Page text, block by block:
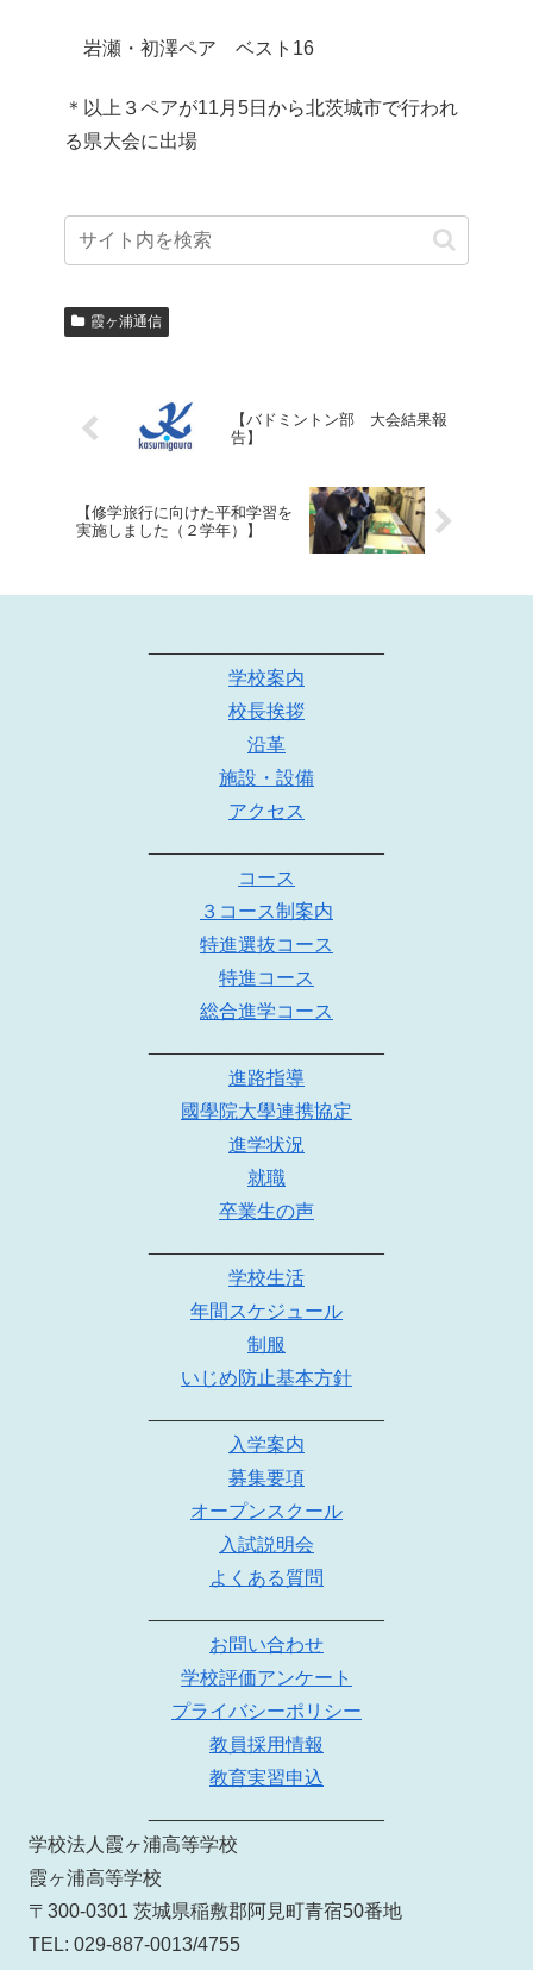
岩瀬・初澤ペア ベスト16
＊以上３ペアが11月5日から北茨城市で行われ
る県大会に出場
霞ヶ浦通信
【バドミントン部 大会結果報
告】
【修学旅行に向けた平和学習を
実施しました（２学年）】
学校案内
校長挨拶
沿革
施設・設備
アクセス
コース
３コース制案内
特進選抜コース
特進コース
総合進学コース
進路指導
國學院大學連携協定
進学状況
就職
卒業生の声
学校生活
年間スケジュール
制服
いじめ防止基本方針
入学案内
募集要項
オープンスクール
入試説明会
よくある質問
お問い合わせ
学校評価アンケート
プライバシーポリシー
教員採用情報
教育実習申込
学校法人霞ヶ浦高等学校
霞ヶ浦高等学校
〒300-0301 茨城県稲敷郡阿見町青宿50番地
TEL: 029-887-0013/4755